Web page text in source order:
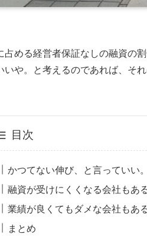
占める経営者保証なしの融資の
いや。と考えるのであれば、そ
目次
かつてない伸び、と言っていい。
融資が受けにくくなる会社もあ
業績が良くてもダメな会社もあ
まとめ